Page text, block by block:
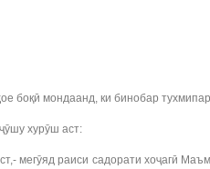
боқӣ мондаанд, ки бинобар
хурӯш аст:
мегӯяд раиси садорати хоҷагӣ